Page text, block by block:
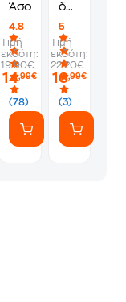
Άσοι
4.8
(78)
Τιμή
εκδότη:
19.90€
14,99€
δώδεκα
5
(3)
Τιμή
εκδότη:
22.20€
16,99€